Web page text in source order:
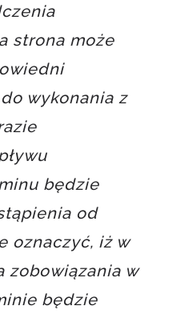
strona może
wykonania z
będzie
od
oznaczyć, iż w
zobowiązania w
będzie